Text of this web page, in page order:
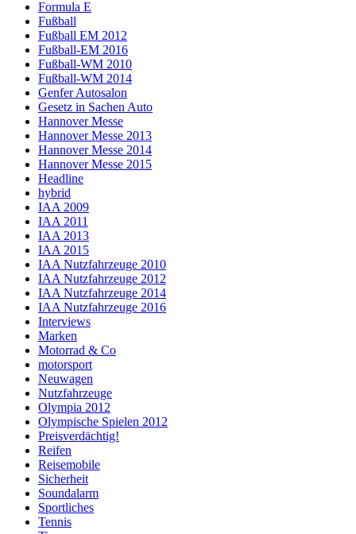
Formula E
Fußball
Fußball EM 2012
Fußball-EM 2016
Fußball-WM 2010
Fußball-WM 2014
Genfer Autosalon
Gesetz in Sachen Auto
Hannover Messe
Hannover Messe 2013
Hannover Messe 2014
Hannover Messe 2015
Headline
hybrid
IAA 2009
IAA 2011
IAA 2013
IAA 2015
IAA Nutzfahrzeuge 2010
IAA Nutzfahrzeuge 2012
IAA Nutzfahrzeuge 2014
IAA Nutzfahrzeuge 2016
Interviews
Marken
Motorrad & Co
motorsport
Neuwagen
Nutzfahrzeuge
Olympia 2012
Olympische Spielen 2012
Preisverdächtig!
Reifen
Reisemobile
Sicherheit
Soundalarm
Sportliches
Tennis